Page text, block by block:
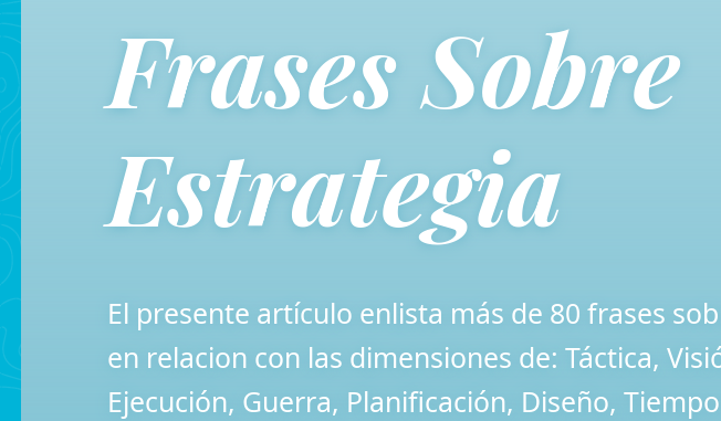
Frases Sobre
Estrategia
El presente artículo enlista más de 80 frases
en relacion con las dimensiones de: Táctica,
Ejecución, Guerra, Planificación, Diseño,